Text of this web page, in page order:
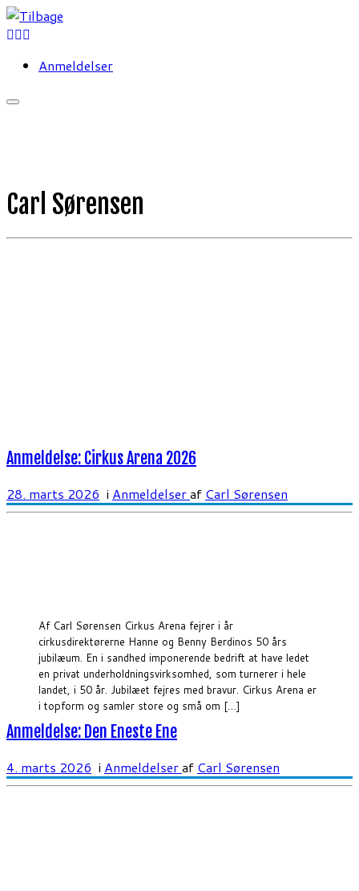
Fortsæt
til
Anmeldelser
Carl Sørensen
Af Carl Sørensen Cirkus Arena fejrer i år
cirkusdirektørerne Hanne og Benny Berdinos 50 års
jubilæum. En i sandhed imponerende bedrift at have ledet
en privat underholdningsvirksomhed, som turnerer i hele
landet, i 50 år. Jubilæet fejres med bravur. Cirkus Arena er
i topform og samler store og små om […]
Anmeldelse: Cirkus Arena 2026
28. marts 2026 i Anmeldelseraf Carl Sørensen
Anmeldelse: Den Eneste Ene
4. marts 2026 i Anmeldelseraf Carl Sørensen